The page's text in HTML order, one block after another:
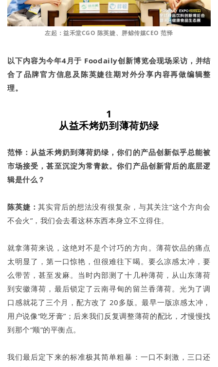
左起：益禾堂CGO 陈英婕、胖鲸传媒CEO 范怿
以下内容为今年4月于 Foodaily创新博览会现场采访，并结
合了品牌官方信息及陈英婕往期对外分享内容再做编辑整
理。
1
从益禾烤奶到薄荷奶绿
范怿：从益禾烤奶到薄荷奶绿，你们的产品创新似乎总能被
市场接受，甚至沉淀为常青款。你们产品创新背后的底层逻
辑是什么？
陈英婕：其实背后的想法没有很复杂，与其关注“这个方向会
不会火”，我们会去看这杯东西本身立不立得住。
就拿薄荷来说，这绝对不是个讨巧的方向。薄荷饮品的痛点
太明显了，第一口惊艳，但很难往下喝。要么凉感太冲，要
么带苦，甚至发麻。当时内部测了十几种薄荷，从山东薄荷
到安徽薄荷，最后锁定了云南寻甸的留兰香薄荷。光为了调
口感就花了三个月，配方改了 20多版。最早一版凉感太冲，
用户说像“吃牙膏”；后来我们反复调整薄荷的配比，才慢慢找
到那个“顺”的平衡点。
我们最后定下来的标准极其简单粗暴：一口不刺激，三口还